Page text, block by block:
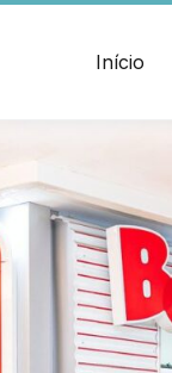
Início